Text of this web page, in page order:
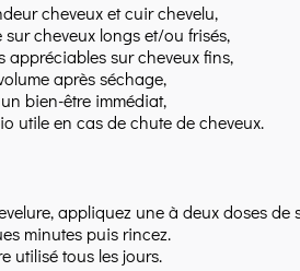
cheveux et cuir chevelu,
cheveux longs et/ou frisés,
appréciables sur cheveux fins,
après séchage,
bien-être immédiat,
utile en cas de chute de cheveux.
appliquez une à deux doses
minutes puis rincez.
utilisé tous les jours.